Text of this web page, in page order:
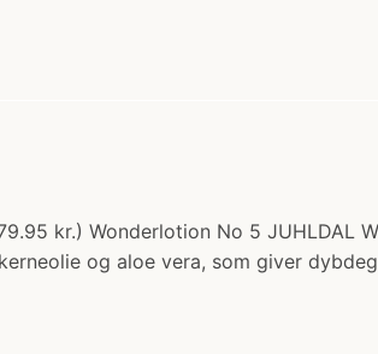
kr.) Wonderlotion No 5 JUHLDAL
og aloe vera, som giver